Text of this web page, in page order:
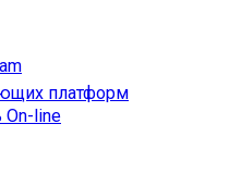
платформ
line